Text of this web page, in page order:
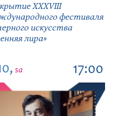
ХХХVIII
фестиваля
искусства
лира»
sa 17:00